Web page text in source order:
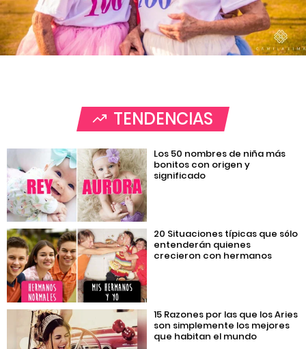
TENDENCIAS
Los 50 nombres de niña más
bonitos con origen y
significado
20 Situaciones típicas que sólo
entenderán quienes
crecieron con hermanos
15 Razones por las que los Aries
son simplemente los mejores
que habitan el mundo